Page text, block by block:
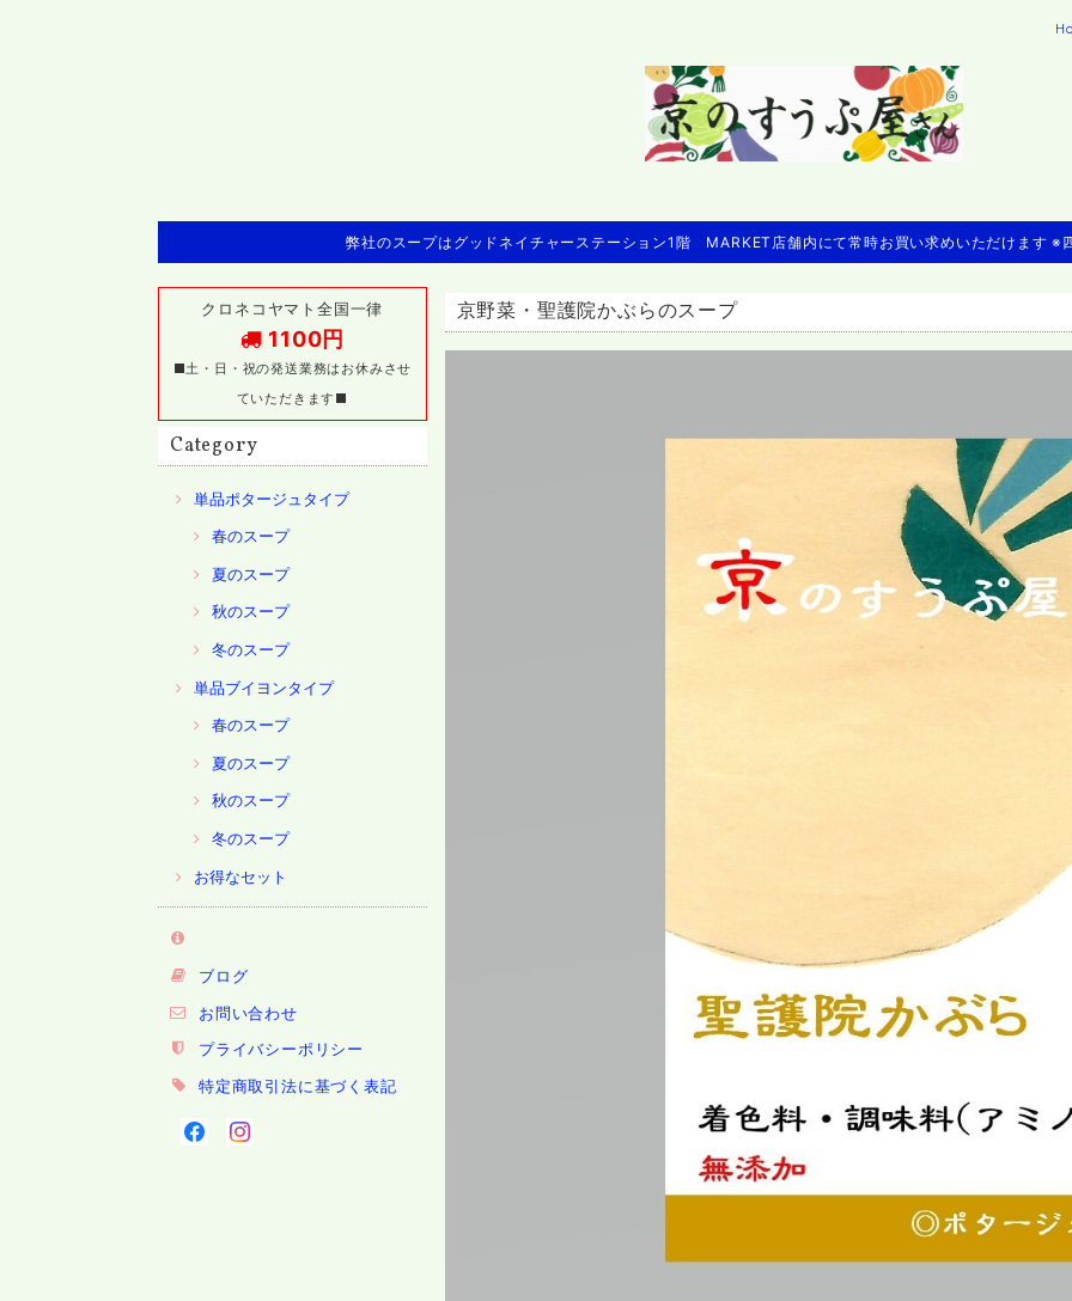
弊社のスープはグッドネイチャーステーション1階 MARKET店舗内にて常時お買い求めいただけます ※
クロネコヤマト全国一律
1100円
■土・日・祝の発送業務はお休みさせ
ていただきます■
Category
単品ポタージュタイプ
春のスープ
夏のスープ
秋のスープ
冬のスープ
単品ブイヨンタイプ
春のスープ
夏のスープ
秋のスープ
冬のスープ
お得なセット
ブログ
お問い合わせ
プライバシーポリシー
特定商取引法に基づく表記
京野菜・聖護院かぶらのスープ